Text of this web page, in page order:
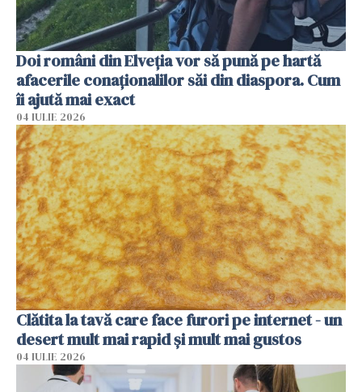
Doi români din Elveția vor să pună pe hartă
afacerile conaționalilor săi din diaspora. Cum
îi ajută mai exact
04 IULIE 2026
Clătita la tavă care face furori pe internet - un
desert mult mai rapid și mult mai gustos
04 IULIE 2026